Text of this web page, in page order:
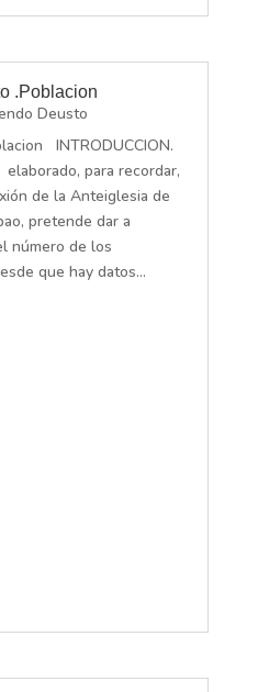
.Poblacion
Deusto
INTRODUCCION.
para recordar,
de la Anteiglesia de
pretende dar a
número de los
que hay datos...